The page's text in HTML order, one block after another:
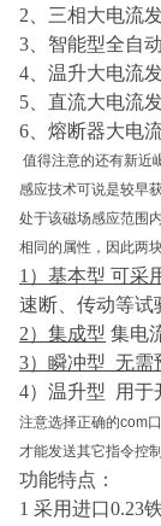
2、三相大电流
3、智能型全自
4、温升大电流
5、直流大电流
6、熔断器大电
值得注意的还有新近
感应技术可说是较早
处于该磁场感应范围
相同的属性，因此两
1） 基本型 可采
速断、传动等试
2） 集成型 集电
3） 瞬冲型 无需
4） 温升型 用于
注意选择正确的com
才能发送其它指令控
功能特点：
1 采用进口0.23